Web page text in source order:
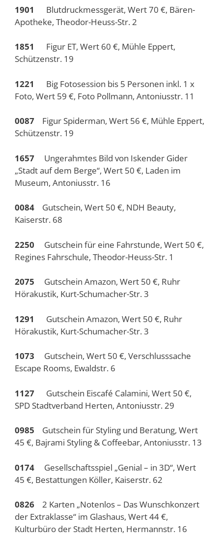
1901
Blutdruckmessgerät, Wert 70 €, Bären-
Apotheke, Theodor-Heuss-Str. 2
1851
Figur ET, Wert 60 €, Mühle Eppert,
Schützenstr. 19
1221
Big Fotosession bis 5 Personen inkl. 1 x
Foto, Wert 59 €, Foto Pollmann, Antoniusstr. 11
0087 Figur Spiderman, Wert 56 €, Mühle Eppert,
Schützenstr. 19
1657 Ungerahmtes Bild von Iskender Gider
„Stadt auf dem Berge“, Wert 50 €, Laden im
Museum, Antoniusstr. 16
0084 Gutschein, Wert 50 €, NDH Beauty,
Kaiserstr. 68
2250 Gutschein für eine Fahrstunde, Wert 50 €,
Regines Fahrschule, Theodor-Heuss-Str. 1
2075
Gutschein Amazon, Wert 50 €, Ruhr
Hörakustik, Kurt-Schumacher-Str. 3
1291
Gutschein Amazon, Wert 50 €, Ruhr
Hörakustik, Kurt-Schumacher-Str. 3
1073
Gutschein, Wert 50 €, Verschlusssache
Escape Rooms, Ewaldstr. 6
1127
Gutschein Eiscafé Calamini, Wert 50 €,
SPD Stadtverband Herten, Antoniusstr. 29
0985 Gutschein für Styling und Beratung, Wert
45 €, Bajrami Styling & Coffeebar, Antoniusstr. 13
0174 Gesellschaftsspiel „Genial – in 3D“, Wert
45 €, Bestattungen Köller, Kaiserstr. 62
0826
2 Karten „Notenlos – Das Wunschkonzert
der Extraklasse“ im Glashaus, Wert 44 €,
Kulturbüro der Stadt Herten, Hermannstr. 16